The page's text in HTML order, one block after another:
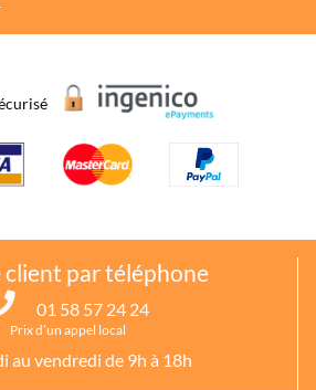
client par téléphone
01 58 57 24 24
Prix d’un appel local
au vendredi de 9h à 18h